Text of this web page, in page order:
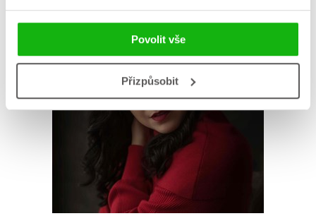
Povolit vše
Přizpůsobit